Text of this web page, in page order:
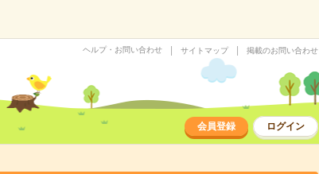
ヘルプ・お問い合わせ サイトマップ 掲載のお問い合わせ
会員登録 ログイン